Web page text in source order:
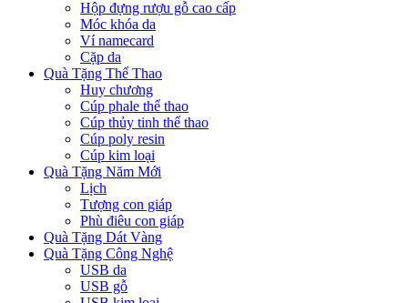
Hộp đựng rượu gỗ cao cấp
Móc khóa da
Ví namecard
Cặp da
Quà Tặng Thể Thao
Huy chương
Cúp phale thể thao
Cúp thủy tinh thể thao
Cúp poly resin
Cúp kim loại
Quà Tặng Năm Mới
Lịch
Tượng con giáp
Phù điêu con giáp
Quà Tặng Dát Vàng
Quà Tặng Công Nghệ
USB da
USB gỗ